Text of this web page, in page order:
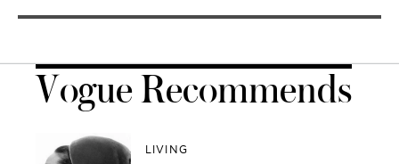
Vogue Recommends
LIVING